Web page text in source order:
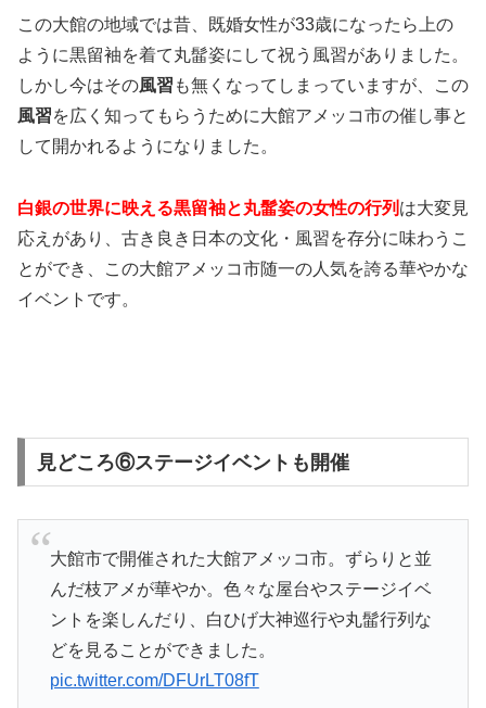
この大館の地域では昔、既婚女性が33歳になったら上の
ように黒留袖を着て丸髷姿にして祝う風習がありました。
しかし今はその風習 も無くなってしまっていますが、この
風習を広く知ってもらうために大館アメッコ市の催し事と
して開かれるようになりました。
白銀の世界に映える黒留袖と丸髷姿の女性の行列 は大変見
応えがあり、古き良き日本の文化・風習を存分に味わうこ
とができ、この大館アメッコ市随一の人気を誇る華やかな
イベントです。
見どころ⑥ステージイベントも開催
大館市で開催された大館アメッコ市。ずらりと並
んだ枝アメが華やか。色々な屋台やステージイベ
ントを楽しんだり、白ひげ大神巡行や丸髷行列な
どを見ることができました。
pic.twitter.com/DFUrLT08fT